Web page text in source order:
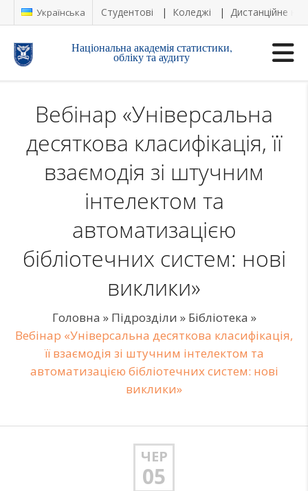
Українська Студентові Коледжі Дистанційне
Національна академія статистики,
обліку та аудиту
Вебінар «Універсальна
десяткова класифікація, її
взаємодія зі штучним
інтелектом та
автоматизацією
бібліотечних систем: нові
виклики»
Головна » Підрозділи » Бібліотека »
Вебінар «Універсальна десяткова класифікація,
її взаємодія зі штучним інтелектом та
автоматизацією бібліотечних систем: нові
виклики»
ЧЕР
05